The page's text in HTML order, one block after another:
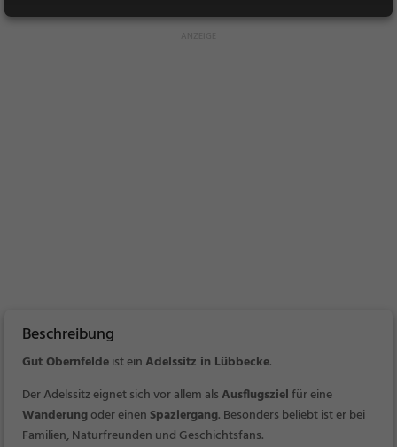
Beschreibung
Gut Obernfeldeist einAdelssitz in Lübbecke.
Der Adelssitz eignet sich vor allem alsAusflugszielfür eine
Wanderungoder einenSpaziergang. Besonders beliebt ist er bei
Familien, Naturfreunden und Geschichtsfans.